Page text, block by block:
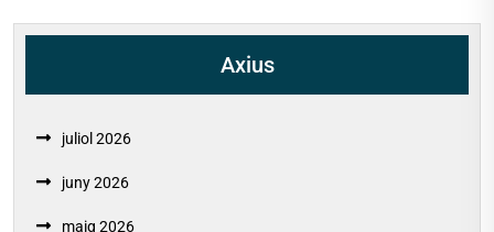
Axius
juliol 2026
juny 2026
maig 2026